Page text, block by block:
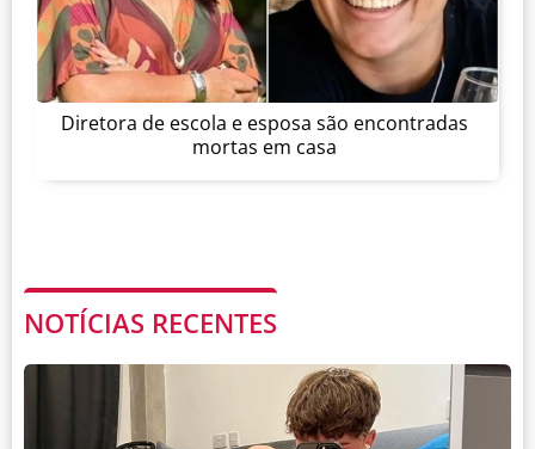
Diretora de escola e esposa são encontradas
mortas em casa
NOTÍCIAS RECENTES